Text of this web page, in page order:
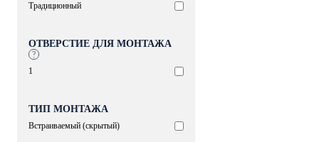
Традиционный
ОТВЕРСТИЕ ДЛЯ МОНТАЖА
?
1
ТИП МОНТАЖА
Встраиваемый (скрытый)